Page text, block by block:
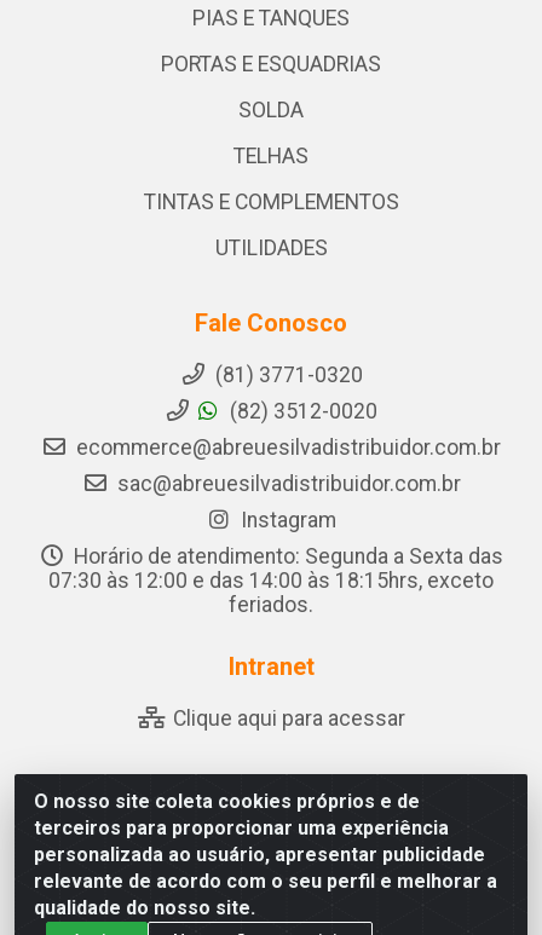
O nosso site coleta cookies próprios e de
terceiros para proporcionar uma experiência
personalizada ao usuário, apresentar publicidade
relevante de acordo com o seu perfil e melhorar a
qualidade do nosso site.
PIAS E TANQUES
PORTAS E ESQUADRIAS
SOLDA
TELHAS
TINTAS E COMPLEMENTOS
UTILIDADES
Fale Conosco
(81) 3771-0320
(82) 3512-0020
ecommerce@abreuesilvadistribuidor.com.br
sac@abreuesilvadistribuidor.com.br
Instagram
Horário de atendimento: Segunda a Sexta das
07:30 às 12:00 e das 14:00 às 18:15hrs, exceto
feriados.
Intranet
Clique aqui para acessar
Abreu & Silva - Rua Padre Jose de Souza Leite, 265 - Ariado,
Olho D'Água das Flores/AL - CEP 57.442-000 - CNPJ
04.790.656/0001-06